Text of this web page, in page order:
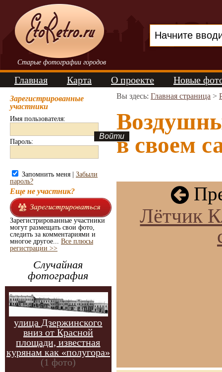
Старые фотографии городов
Главная Карта О проекте Новые
Зарегистрированные
участники
Имя пользователя:
Пароль:
Запомнить меня | Забыли
пароль?
Еще не участник?
Зарегистрированные участники
могут размещать свои фото,
следить за комментариями и
многое другое... Все плюсы
регистрации >>
Случайная
фотография
улица Дзержинского
вниз от Красной
площади, известная
курянам как «полугора»
(1 фото)
Вы здесь: Главная страница >
в своем
Лётчик